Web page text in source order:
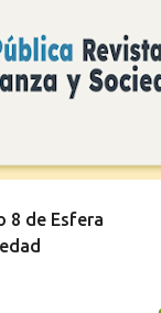
8 de Esfera